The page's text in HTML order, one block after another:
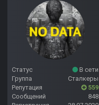
Статус
В сети
Группа
Сталкеры
Репутация
559
Сообщений
848